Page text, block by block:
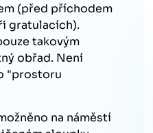
(před příchodem
gratulacích).
takovým
obřad. Není
"prostoru
na náměstí